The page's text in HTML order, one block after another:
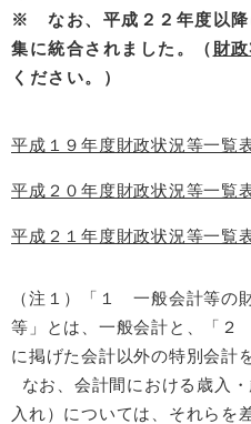
※ なお、平成２２年度以降
集に統合されました。（ 財
ください。）
平成１９年度財政状況等一覧
平成２０年度財政状況等一覧
平成２１年度財政状況等一覧
（注１）「１ 一般会計等の
等」とは、一般会計と、「２
に掲げた会計以外の特別会計
なお、会計間における歳入
入れ）については、それらを